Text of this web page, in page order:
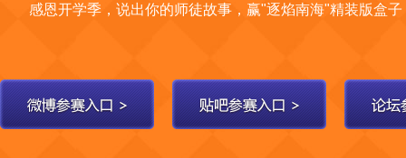
感恩开学季，说出你的师徒故事，赢"逐焰南海"精装版盒子